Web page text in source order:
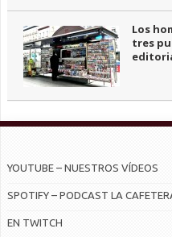
Los
tres
YOUTUBE – NUESTROS VÍDEOS
SPOTIFY – PODCAST LA
EN TWITCH